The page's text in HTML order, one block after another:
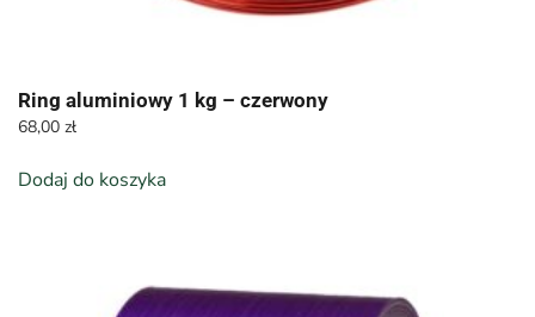
Ring aluminiowy 1 kg – czerwony
68,00 zł
Dodaj do koszyka